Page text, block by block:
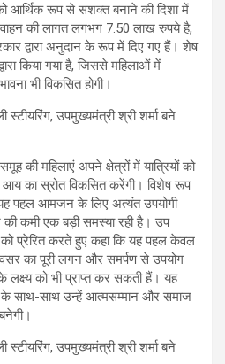
आर्थिक रूप से सशक्त बनाने की दिशा में
की लागत लगभग 7.50 लाख रुपये है,
द्वारा अनुदान के रूप में दिए गए हैं। शेष
किया गया है, जिससे महिलाओं में
भी विकसित होगी।
की महिलाएं अपने क्षेत्रों में यात्रियों को
आय का स्रोत विकसित करेंगी। विशेष रूप
पहल आमजन के लिए अत्यंत उपयोगी
की कमी एक बड़ी समस्या रही है। उप
को प्रेरित करते हुए कहा कि यह पहल केवल
का पूरी लगन और समर्पण से उपयोग
लक्ष्य को भी प्राप्त कर सकती हैं। यह
के साथ-साथ उन्हें आत्मसम्मान और समाज